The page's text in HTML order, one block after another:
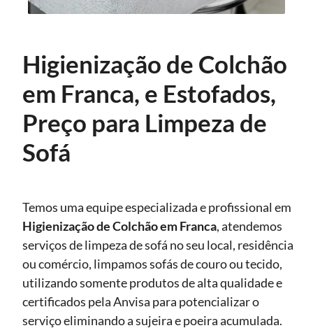
Higienização de Colchão
em Franca, e Estofados,
Preço para Limpeza de
Sofá
Temos uma equipe especializada e profissional em
Higienizaçãode Colchão em Franca, atendemos
serviços de limpeza de sofá no seu local, residência
ou comércio, limpamos sofás de couro ou tecido,
utilizando somente produtos de alta qualidade e
certificados pela Anvisa para potencializar o
serviço eliminando a sujeira e poeira acumulada.